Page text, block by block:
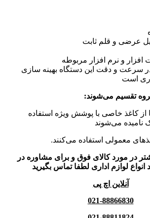
عرضی و قلم ثابت
و نرم افزار مربوطه
سرعت و دقت این دستگاه بهینه سازی
است
گروه تقسیم می‌شوند:
از کاغذ خاصی با پوشش ویژه استفاده
نامیده می‌شوند
در مورد کالای فوق و برای مشاوره در
لوازم اداری لطفا تماس بگیرید
آنلاین اچ پی
021-88866830